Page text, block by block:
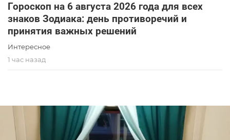
Гороскоп на 6 августа 2026 года для всех
знаков Зодиака: день противоречий и
принятия важных решений
Интересное
1 час назад